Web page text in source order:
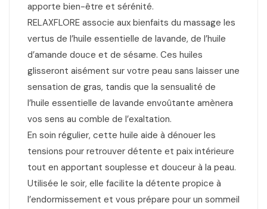
apporte bien-être et sérénité.
RELAXFLORE associe aux bienfaits du massage les
vertus de l’huile essentielle de lavande, de l’huile
d’amande douce et de sésame. Ces huiles
glisseront aisément sur votre peau sans laisser une
sensation de gras, tandis que la sensualité de
l’huile essentielle de lavande envoûtante amènera
vos sens au comble de l’exaltation.
En soin régulier, cette huile aide à dénouer les
tensions pour retrouver détente et paix intérieure
tout en apportant souplesse et douceur à la peau.
Utilisée le soir, elle facilite la détente propice à
l’endormissement et vous prépare pour un sommeil